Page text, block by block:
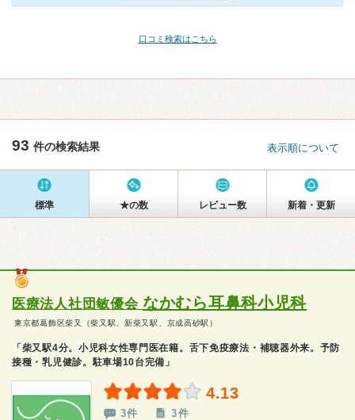
口コミ検索はこちら
93 件の検索結果 表示順について
標準 ★の数 レビュー数 新着・更新
医療法人社団敏優会 なかむら耳鼻科小児科
東京都葛飾区柴又（柴又駅、新柴又駅、京成高砂駅）
「柴又駅4分。小児科女性専門医在籍。舌下免疫療法・補聴器外来。予防
接種・乳児健診。駐車場10台完備」
4.13
3件 3件